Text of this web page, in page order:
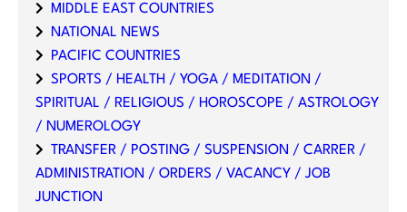
MIDDLE EAST COUNTRIES
NATIONAL NEWS
PACIFIC COUNTRIES
SPORTS / HEALTH / YOGA / MEDITATION /
SPIRITUAL / RELIGIOUS / HOROSCOPE / ASTROLOGY
/ NUMEROLOGY
TRANSFER / POSTING / SUSPENSION / CARRER /
ADMINISTRATION / ORDERS / VACANCY / JOB
JUNCTION